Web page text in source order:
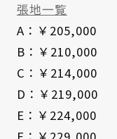
張地一覧
A：￥205,000
B：￥210,000
C：￥214,000
D：￥219,000
E：￥224,000